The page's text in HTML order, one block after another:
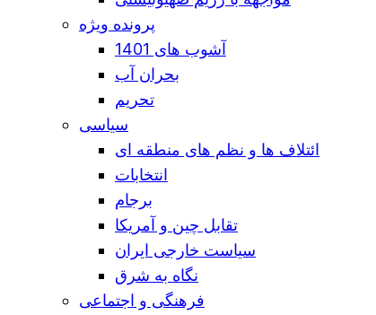
پرونده ویژه
آشوب های 1401
بحران آب
تحریم
سیاسی
ائتلاف ها و نظم های منطقه ای
انتخابات
برجام
تقابل چین و آمریکا
سیاست خارجی ایران
نگاه به شرق
فرهنگی و اجتماعی